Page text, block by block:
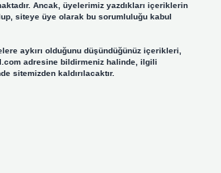
Ancak, üyelerimiz yazdıkları içeriklerin
siteye üye olarak bu sorumluluğu kabul
aykırı olduğunu düşündüğünüz içerikleri,
adresine bildirmeniz halinde, ilgili
sitemizden kaldırılacaktır.